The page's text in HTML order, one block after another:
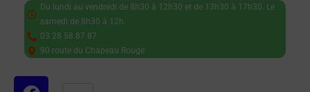
Du lundi au vendredi de 8h30 à 12h30 et de 13h30 à 17h30. Le
samedi de 8h30 à 12h.
03 28 58 87 87
90 route du Chapeau Rouge